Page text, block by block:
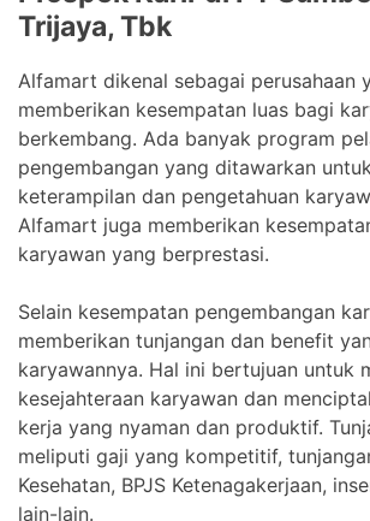
Trijaya, Tbk
Alfamart dikenal sebagai perusahaan
memberikan kesempatan luas bagi
berkembang. Ada banyak program
pengembangan yang ditawarkan
keterampilan dan pengetahuan
Alfamart juga memberikan
karyawan yang berprestasi.
Selain kesempatan pengembangan
memberikan tunjangan dan benefit
karyawannya. Hal ini bertujuan untuk
kesejahteraan karyawan dan
kerja yang nyaman dan produktif.
meliputi gaji yang kompetitif,
Kesehatan, BPJS Ketenagakerjaan,
lain-lain.